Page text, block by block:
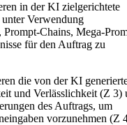
in der KIzielgerichtete
Verwendung
Chains, Mega-
für den Auftrag zu
die von der KI
und Verlässlichkeit (Z 3)
des Auftrags, um
vorzunehmen (Z